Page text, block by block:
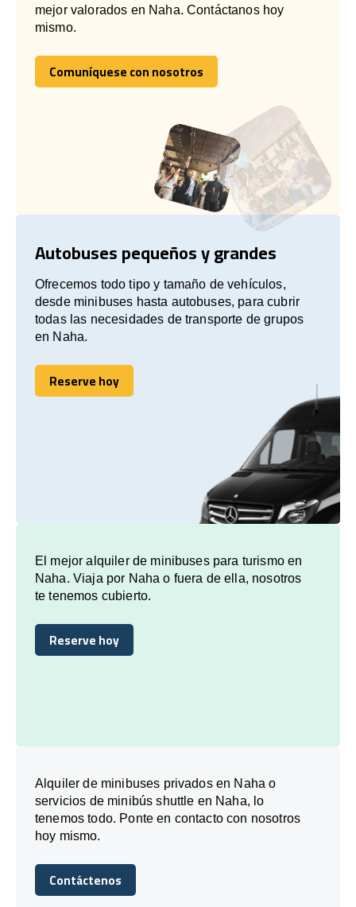
mejor valorados en Naha. Contáctanos hoy
mismo.
Comuníquese con nosotros
Comuníquese con nosotros
Autobuses pequeños y grandes
Ofrecemos todo tipo y tamaño de vehículos,
desde minibuses hasta autobuses, para cubrir
todas las necesidades de transporte de grupos
en Naha.
Reserve hoy
Reserve hoy
El mejor alquiler de minibuses para turismo en
Naha. Viaja por Naha o fuera de ella, nosotros
te tenemos cubierto.
Reserve hoy
Reserve hoy
Alquiler de minibuses privados en Naha o
servicios de minibús shuttle en Naha, lo
tenemos todo. Ponte en contacto con nosotros
hoy mismo.
Contáctenos
Contáctenos